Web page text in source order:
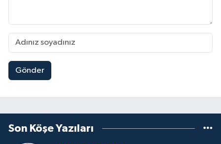
Gönder
Son Köşe Yazıları